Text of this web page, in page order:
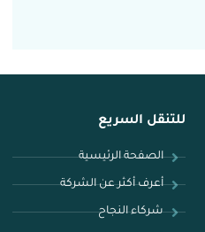
للتنقل السريع
الصفحة الرئيسية
أعرف أكثر عن الشركة
شركاء النجاح​